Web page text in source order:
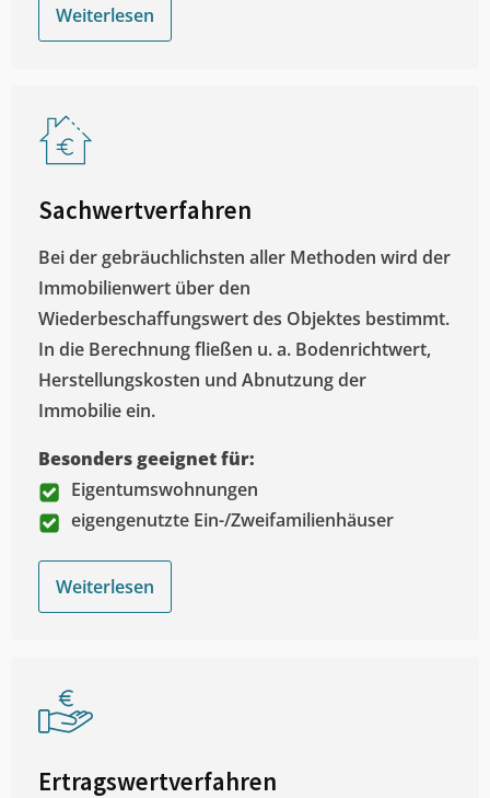
Weiterlesen
Sachwertverfahren
Bei der gebräuchlichsten aller Methoden wird der
Immobilienwert über den
Wiederbeschaffungswert des Objektes bestimmt.
In die Berechnung fließen u. a. Bodenrichtwert,
Herstellungskosten und Abnutzung der
Immobilie ein.
Besonders geeignet für:
Eigentumswohnungen
eigengenutzte Ein-/Zweifamilienhäuser
Weiterlesen
Ertragswertverfahren